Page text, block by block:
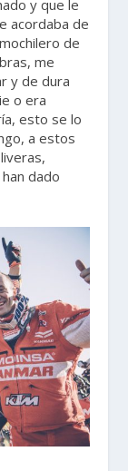
y que le
acordaba de
de
me
y de dura
o era
esto se lo
a estos
dado